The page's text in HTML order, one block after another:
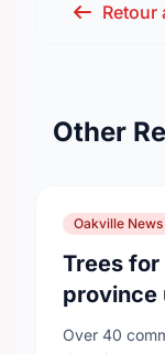
Retour
Other
Oakville News
Trees
province
Over 40